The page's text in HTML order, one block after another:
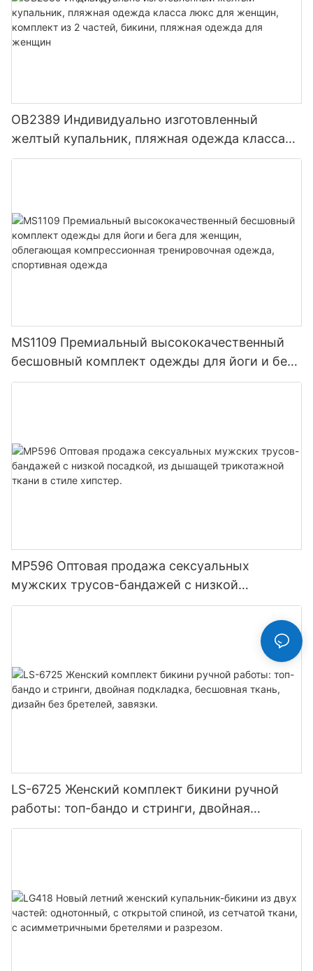
OB2389 Индивидуально изготовленный
желтый купальник, пляжная одежда класса
люкс для женщин, комплект из 2 частей,
MS1109 Премиальный высококачественный
бесшовный комплект одежды для йоги и бега
для женщин, облегающая компрессионная
MP596 Оптовая продажа сексуальных
мужских трусов-бандажей с низкой
посадкой, из дышащей трикотажной ткани в
LS-6725 Женский комплект бикини ручной
работы: топ-бандо и стринги, двойная
подкладка, бесшовная ткань, дизайн без